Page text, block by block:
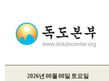
2026년 08월 08일 토요일